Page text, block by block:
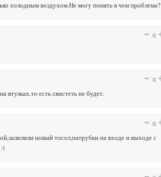
холодным воздухом.Не могу понять в чем проблема?
0
0
есть свистеть не будет.
0
новый тосол,патрубки на входе и выходе с
:(